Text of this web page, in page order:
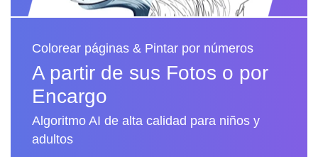
Colorear páginas & Pintar por números
A partir de sus Fotos o por
Encargo
Algoritmo AI de alta calidad para niños y
adultos